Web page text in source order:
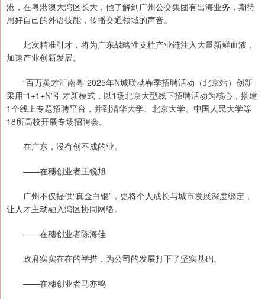
港，在粤港澳大湾区长大，他了解到广州公交集团有出海业务，期待
用好自己的外语技能，传播交通领域的声音。
此次精准引才，将为广东战略性支柱产业链注入大量新鲜血液，
加速产业创新发展。
“百万英才汇南粤”2025年N城联动春季招聘活动（北京站）创新
采用“1+1+N”引才新模式，以1场北京大型线下招聘活动为核心，搭建
1个线上专题招聘平台，并到清华大学、北京大学、中国人民大学等
18所高校开展专场招聘会。
在广东，没有创不成的业。
——在穗创业者王锐旭
广州不仅提供“真金白银”，更将个人成长与城市发展深度绑定，
让人才主动融入湾区协同网络。
——在穗创业者陈海佳
政府实实在在的举措，为公司的发展打下了坚实基础。
——在穗创业者马亦鸣